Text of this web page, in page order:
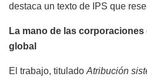
destaca un texto de IPS que
La mano de las
global
El trabajo, titulado Atribución